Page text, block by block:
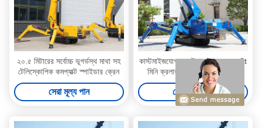
২০.৫ মিটারের সর্বোচ্চ ভূগর্ভস্থ মাথা সহ
টেলিস্কোপিক কমপ্যাক্ট স্পাইডার ক্রেন
সেরা মূল্য পান
কাস্টমাইজযোগ্য ছোট স্পাইডার ক্রেন 3t
মিনি ক্রলার ক্রেন 16.8m স্প্যান
সেরা মূল্য পান